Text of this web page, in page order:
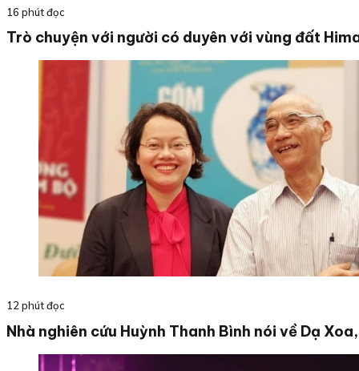
16 phút đọc
Trò chuyện với người có duyên với vùng đất
12 phút đọc
Nhà nghiên cứu Huỳnh Thanh Bình nói về Dạ